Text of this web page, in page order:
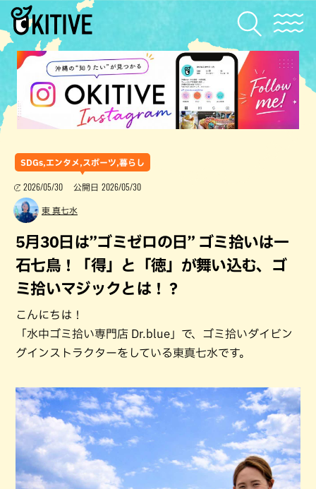
SDGs,エンタメ,スポーツ,暮らし
2026/05/30 公開日 2026/05/30
東 真七水
5月30日は”ゴミゼロの日” ゴミ拾いは一
石七鳥！「得」と「徳」が舞い込む、ゴ
ミ拾いマジックとは！？
こんにちは！
「水中ゴミ拾い専門店 Dr.blue」で、ゴミ拾いダイビン
グインストラクターをしている東真七水です。